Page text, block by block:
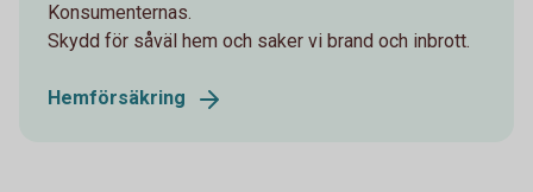
Konsumenternas.
Skydd för såväl hem och saker vi brand och inbrott.
Hemförsäkring